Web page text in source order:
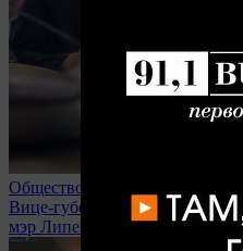
Общество
Вице-губернаторы, министры
мэр Липецка вступили в